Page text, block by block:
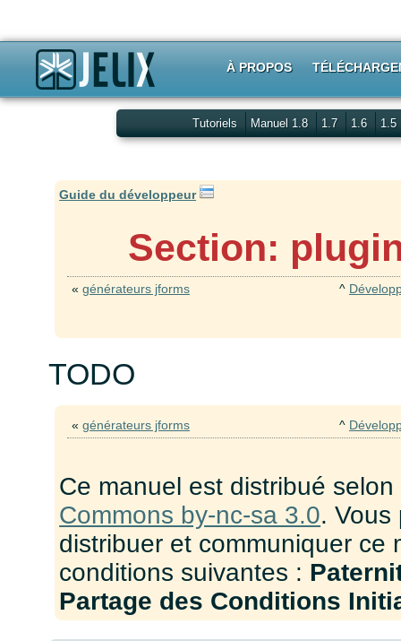
À PROPOS
Tutoriels Manuel 1.8 1.7 1.6 1.5
Guide du développeur
Section:
« générateurs jforms ^
TODO
« générateurs jforms ^
Ce manuel est distribué
Commons by-nc-sa 3.0. Vous
distribuer et communiquer ce
conditions suivantes :
Partage des Conditions